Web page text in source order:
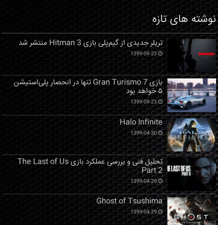
نوشته های تازه
تریلر جدیدی از گیم‌پلی بازی Hitman 3 منتشر شد
1399-09-23
بازی Gran Turismo 7 تنها در انحصار پلی‌استیشن
۵ خواهد بود
1399-09-23
Halo Infinite
1399-04-30
تحلیل فنی و بررسی عملکرد بازی The Last of Us
Part 2
1399-04-29
Ghost of Tsushima
1399-04-29